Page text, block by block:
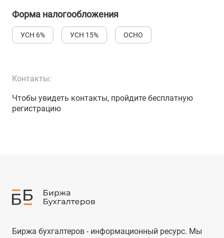
Форма налогообложения
УСН 6% УСН 15% ОСНО
Контакты:
Чтобы увидеть контакты, пройдите бесплатную
регистрацию
Биржа бухгалтеров - информационный ресурс. Мы